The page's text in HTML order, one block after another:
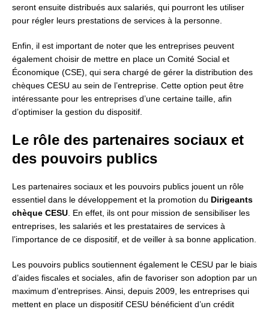
seront ensuite distribués aux salariés, qui pourront les utiliser
pour régler leurs prestations de services à la personne.
Enfin, il est important de noter que les entreprises peuvent
également choisir de mettre en place un Comité Social et
Économique (CSE), qui sera chargé de gérer la distribution des
chèques CESU au sein de l’entreprise. Cette option peut être
intéressante pour les entreprises d’une certaine taille, afin
d’optimiser la gestion du dispositif.
Le rôle des partenaires sociaux et
des pouvoirs publics
Les partenaires sociaux et les pouvoirs publics jouent un rôle
essentiel dans le développement et la promotion du Dirigeants
chèque CESU. En effet, ils ont pour mission de sensibiliser les
entreprises, les salariés et les prestataires de services à
l’importance de ce dispositif, et de veiller à sa bonne application.
Les pouvoirs publics soutiennent également le CESU par le biais
d’aides fiscales et sociales, afin de favoriser son adoption par un
maximum d’entreprises. Ainsi, depuis 2009, les entreprises qui
mettent en place un dispositif CESU bénéficient d’un crédit